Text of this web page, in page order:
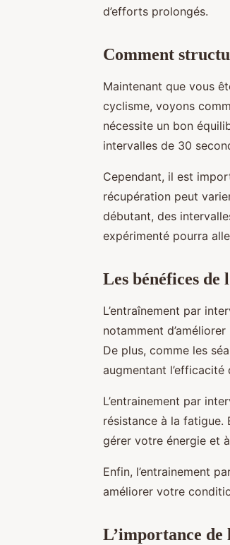
d’efforts prolongés.
Comment
Maintenant que vous
cyclisme, voyons
nécessite un bon
intervalles de 30
Cependant, il est
récupération peut
débutant, des
expérimenté pourra
Les bénéfices
L’entraînement par
notamment d’améliorer
De plus, comme les
augmentant l’efficacité
L’entrainement par
résistance à la fatigue.
gérer votre énergie et
Enfin, l’entrainement
améliorer votre
L’importance